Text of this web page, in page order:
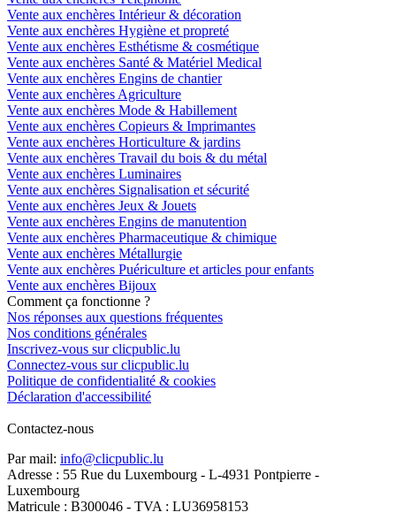
Vente aux enchères Intérieur & décoration
Vente aux enchères Hygiène et propreté
Vente aux enchères Esthétisme & cosmétique
Vente aux enchères Santé & Matériel Medical
Vente aux enchères Engins de chantier
Vente aux enchères Agriculture
Vente aux enchères Mode & Habillement
Vente aux enchères Copieurs & Imprimantes
Vente aux enchères Horticulture & jardins
Vente aux enchères Travail du bois & du métal
Vente aux enchères Luminaires
Vente aux enchères Signalisation et sécurité
Vente aux enchères Jeux & Jouets
Vente aux enchères Engins de manutention
Vente aux enchères Pharmaceutique & chimique
Vente aux enchères Métallurgie
Vente aux enchères Puériculture et articles pour enfants
Vente aux enchères Bijoux
Comment ça fonctionne ?
Nos réponses aux questions fréquentes
Nos conditions générales
Inscrivez-vous sur clicpublic.lu
Connectez-vous sur clicpublic.lu
Politique de confidentialité & cookies
Déclaration d'accessibilité
Contactez-nous
Par mail: info@clicpublic.lu
Adresse : 55 Rue du Luxembourg - L-4931 Pontpierre -
Luxembourg
Matricule : B300046 - TVA : LU36958153